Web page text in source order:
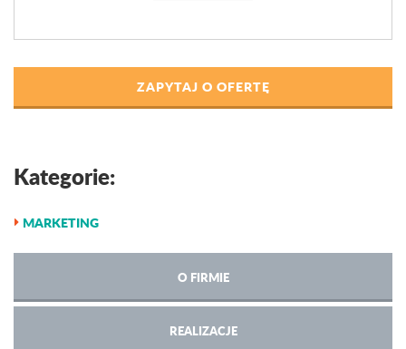
ZAPYTAJ O OFERTĘ
Kategorie:
MARKETING
O FIRMIE
REALIZACJE